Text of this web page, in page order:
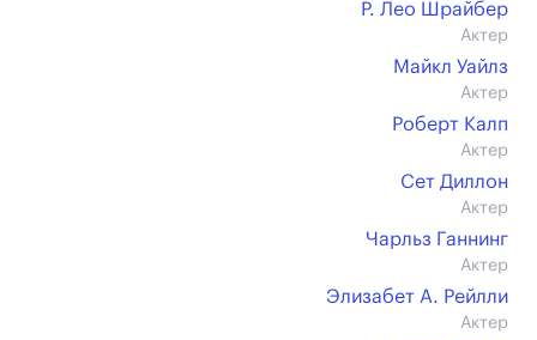
Р. Лео Шрайбер
Актер
Майкл Уайлз
Актер
Роберт Калп
Актер
Сет Диллон
Актер
Чарльз Ганнинг
Актер
Элизабет А. Рейлли
Актер